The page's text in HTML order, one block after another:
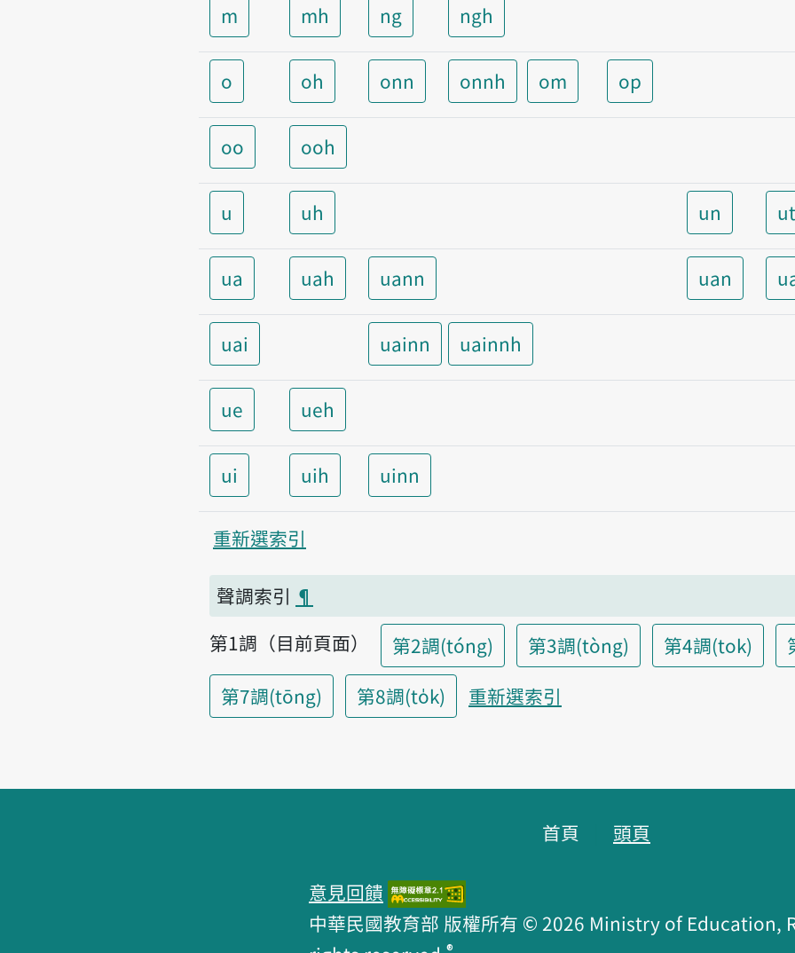
m mh ng ngh
o oh onn onnh om op
oo ooh
u uh un ut
ua uah uann uan
uai uainn uainnh
ue ueh
ui uih uinn
重新選索引
聲調索引 ¶
第1調（目前頁面）
第2調(tóng) 第3調(tòng) 第4調(tok)
第7調(tōng)
第8調(to̍k) 重新選索引
首頁 頭頁
意見回饋
中華民國教育部 版權所有 © 2026 Ministry of Education,